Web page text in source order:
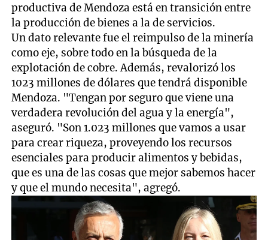
productiva de Mendoza está en transición entre
la producción de bienes a la de servicios.
Un dato relevante fue el reimpulso de la minería
como eje, sobre todo en la búsqueda de la
explotación de cobre. Además, revalorizó los
1023 millones de dólares que tendrá disponible
Mendoza. "Tengan por seguro que viene una
verdadera revolución del agua y la energía",
aseguró. "Son 1.023 millones que vamos a usar
para crear riqueza, proveyendo los recursos
esenciales para producir alimentos y bebidas,
que es una de las cosas que mejor sabemos hacer
y que el mundo necesita", agregó.